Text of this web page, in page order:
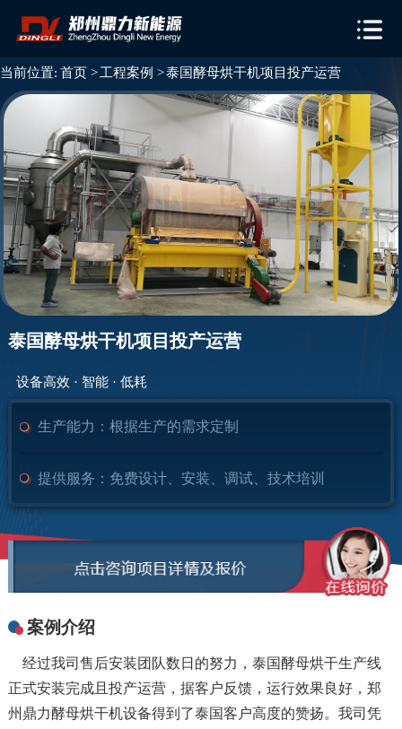
当前位置: 首页 >工程案例 >泰国酵母烘干机项目投产运营
泰国酵母烘干机项目投产运营
设备高效 · 智能 · 低耗
生产能力： 根据生产的需求定制
提供服务： 免费设计、安装、调试、技术培训
案例介绍
经过我司售后安装团队数日的努力，泰国酵母烘干生产线
正式安装完成且投产运营，据客户反馈，运行效果良好，郑
州鼎力酵母烘干机设备得到了泰国客户高度的赞扬。我司凭